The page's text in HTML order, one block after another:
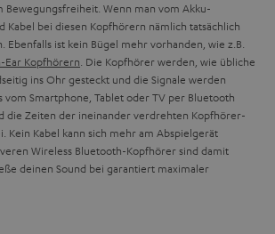
Bewegungsfreiheit. Wenn man vom Akku-
Kabel bei diesen Kopfhörern nämlich tatsächlich
Ebenfalls ist kein Bügel mehr vorhanden, wie z.B.
Ear Kopfhörern. Die Kopfhörer werden, wie übliche
ins Ohr gesteckt und die Signale werden
vom Smartphone, Tablet oder TV per Bluetooth
die Zeiten der ineinander verdrehten Kopfhörer-
Kein Kabel kann sich mehr am Abspielgerät
Wireless Bluetooth-Kopfhörer sind damit
deinen Sound bei garantiert maximaler
Wireless Stereo?